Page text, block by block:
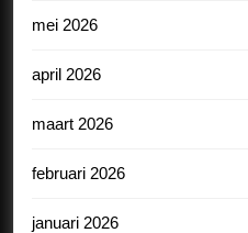
mei 2026
april 2026
maart 2026
februari 2026
januari 2026